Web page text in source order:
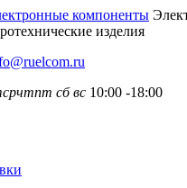
изделия
срчтпт сб вс 10:00 -18:00